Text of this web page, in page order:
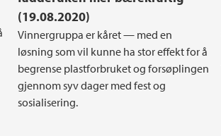
(19.08.2020)
Vinnergruppa er kåret — med en
løsning som vil kunne ha stor effekt for å
begrense plastforbruket og forsøplingen
gjennom syv dager med fest og
sosialisering.